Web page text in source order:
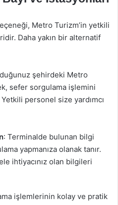
Metro Turizm’in yetkili
Daha yakın bir alternatif
şehirdeki Metro
sefer sorgulama işlemini
personel size yardımcı
: Terminalde bulunan bilgi
yapmanıza olanak tanır.
ihtiyacınız olan bilgileri
işlemlerinin kolay ve pratik